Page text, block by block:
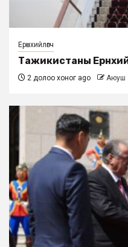
Ерөнхийлөгч
Тажикистаны
2 долоо хоног ago Аюуш